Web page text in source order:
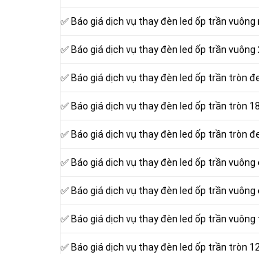
✅ Báo giá dịch vụ thay đèn led ốp trần
✅ Báo giá dịch vụ thay đèn led ốp trần
✅ Báo giá dịch vụ thay đèn led ốp trần tròn
✅ Báo giá dịch vụ thay đèn led ốp trần tròn
✅ Báo giá dịch vụ thay đèn led ốp trần tròn
✅ Báo giá dịch vụ thay đèn led ốp trần
✅ Báo giá dịch vụ thay đèn led ốp trần
✅ Báo giá dịch vụ thay đèn led ốp trần
✅ Báo giá dịch vụ thay đèn led ốp trần tròn